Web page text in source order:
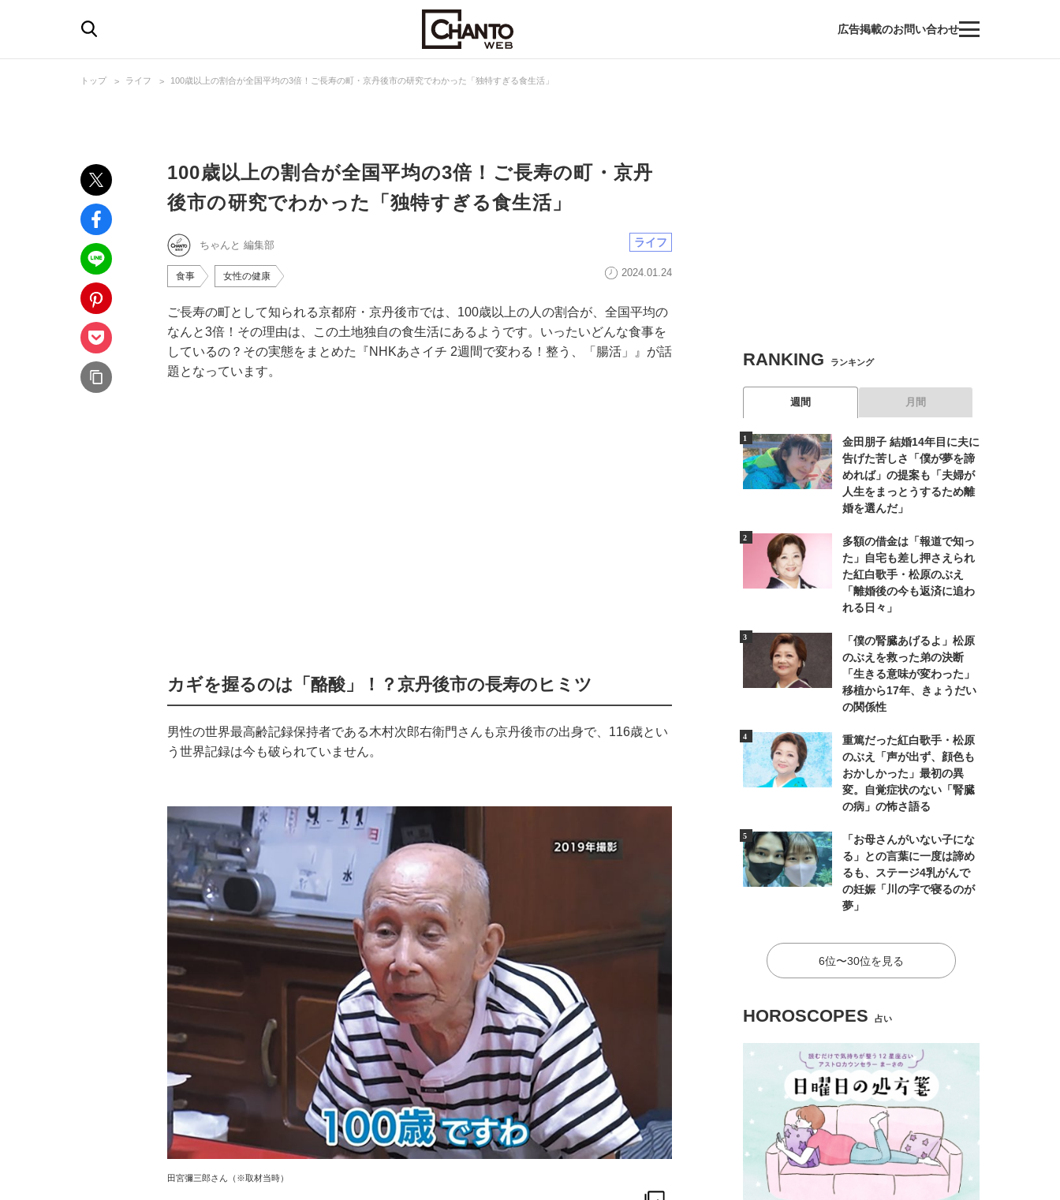
広告掲載のお問い合わせ
トップ ライフ 100歳以上の割合が全国平均の3倍！ご長寿の町・京丹後市の研究でわかった「独特すぎる食生活」
100歳以上の割合が全国平均の3倍！ご長寿の町・京丹
後市の研究でわかった「独特すぎる食生活」
ちゃんと 編集部 ライフ
食事 女性の健康 2024.01.24
ご長寿の町として知られる京都府・京丹後市では、100歳以上の人の割合が、全国平均の
なんと3倍！その理由は、この土地独自の食生活にあるようです。いったいどんな食事を
しているの？その実態をまとめた『NHKあさイチ 2週間で変わる！整う、「腸活」』が話
題となっています。
カギを握るのは「酪酸」！？京丹後市の長寿のヒミツ
男性の世界最高齢記録保持者である木村次郎右衛門さんも京丹後市の出身で、116歳とい
う世界記録は今も破られていません。
田宮彌三郎さん（※取材当時）
RANKING ランキング
週間 月間
金田朋子 結婚14年目に夫に
告げた苦しさ「僕が夢を諦
めれば」の提案も「夫婦が
人生をまっとうするため離
婚を選んだ」
多額の借金は「報道で知っ
た」自宅も差し押さえられ
た紅白歌手・松原のぶえ
「離婚後の今も返済に追わ
れる日々」
「僕の腎臓あげるよ」松原
のぶえを救った弟の決断
「生きる意味が変わった」
移植から17年、きょうだい
の関係性
重篤だった紅白歌手・松原
のぶえ「声が出ず、顔色も
おかしかった」最初の異
変。自覚症状のない「腎臓
の病」の怖さ語る
「お母さんがいない子にな
る」との言葉に一度は諦め
るも、ステージ4乳がんで
の妊娠「川の字で寝るのが
夢」
6位〜30位を見る
HOROSCOPES 占い